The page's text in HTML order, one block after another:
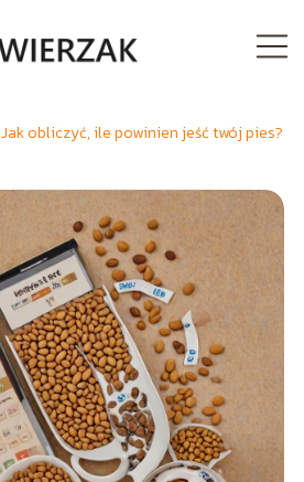
Jak obliczyć, ile powinien jeść twój pies?